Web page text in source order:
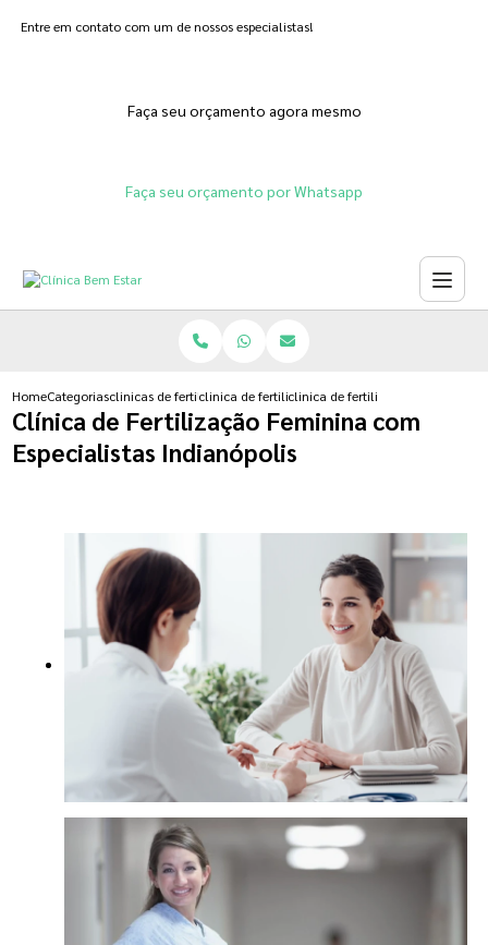
Entre em contato com um de nossos especialistas!
Faça seu orçamento agora mesmo
Faça seu orçamento por Whatsapp
HomeCategoriasclinicas de fertilizacoesclinica de fertilizacao assistidaclinica de fertilizacao feminina
Clínica de Fertilização Feminina com
Especialistas Indianópolis